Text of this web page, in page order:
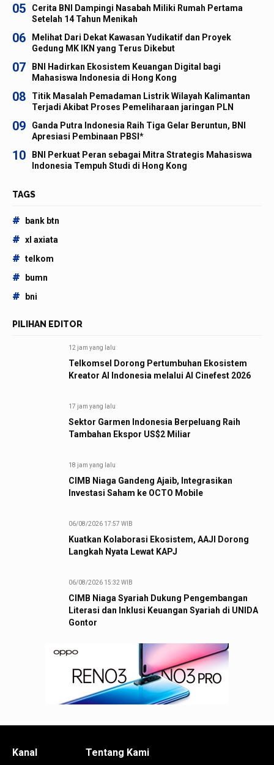
05
Cerita BNI Dampingi Nasabah Miliki Rumah Pertama
Setelah 14 Tahun Menikah
06
Melihat Dari Dekat Kawasan Yudikatif dan Proyek
Gedung MK IKN yang Terus Dikebut
07
BNI Hadirkan Ekosistem Keuangan Digital bagi
Mahasiswa Indonesia di Hong Kong
08
Titik Masalah Pemadaman Listrik Wilayah Kalimantan
Terjadi Akibat Proses Pemeliharaan jaringan PLN
09
Ganda Putra Indonesia Raih Tiga Gelar Beruntun, BNI
Apresiasi Pembinaan PBSI*
10
BNI Perkuat Peran sebagai Mitra Strategis Mahasiswa
Indonesia Tempuh Studi di Hong Kong
TAGS
# bank btn
# xl axiata
# telkom
# bumn
# bni
PILIHAN EDITOR
12 jam yang lalu
Telkomsel Dorong Pertumbuhan Ekosistem
Kreator AI Indonesia melalui AI Cinefest 2026
17 jam yang lalu
Sektor Garmen Indonesia Berpeluang Raih
Tambahan Ekspor US$2 Miliar
18 jam yang lalu
CIMB Niaga Gandeng Ajaib, Integrasikan
Investasi Saham ke OCTO Mobile
06/08/2026 17:57 WIB
Kuatkan Kolaborasi Ekosistem, AAJI Dorong
Langkah Nyata Lewat KAPJ
06/08/2026 15:32 WIB
CIMB Niaga Syariah Dukung Pengembangan
Literasi dan Inklusi Keuangan Syariah di UNIDA
Gontor
Kanal Tentang Kami